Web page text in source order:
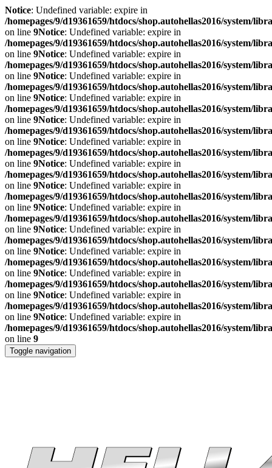
Notice: Undefined variable: expire in
/homepages/9/d19361659/htdocs/shop.autohellas2016/system/
on line 9Notice: Undefined variable: expire in
/homepages/9/d19361659/htdocs/shop.autohellas2016/system/
on line 9Notice: Undefined variable: expire in
/homepages/9/d19361659/htdocs/shop.autohellas2016/system/
on line 9Notice: Undefined variable: expire in
/homepages/9/d19361659/htdocs/shop.autohellas2016/system/
on line 9Notice: Undefined variable: expire in
/homepages/9/d19361659/htdocs/shop.autohellas2016/system/
on line 9Notice: Undefined variable: expire in
/homepages/9/d19361659/htdocs/shop.autohellas2016/system/
on line 9Notice: Undefined variable: expire in
/homepages/9/d19361659/htdocs/shop.autohellas2016/system/
on line 9Notice: Undefined variable: expire in
/homepages/9/d19361659/htdocs/shop.autohellas2016/system/
on line 9Notice: Undefined variable: expire in
/homepages/9/d19361659/htdocs/shop.autohellas2016/system/
on line 9Notice: Undefined variable: expire in
/homepages/9/d19361659/htdocs/shop.autohellas2016/system/
on line 9Notice: Undefined variable: expire in
/homepages/9/d19361659/htdocs/shop.autohellas2016/system/
on line 9Notice: Undefined variable: expire in
/homepages/9/d19361659/htdocs/shop.autohellas2016/system/
on line 9Notice: Undefined variable: expire in
/homepages/9/d19361659/htdocs/shop.autohellas2016/system/
on line 9Notice: Undefined variable: expire in
/homepages/9/d19361659/htdocs/shop.autohellas2016/system/
on line 9Notice: Undefined variable: expire in
/homepages/9/d19361659/htdocs/shop.autohellas2016/system/
on line 9
Toggle navigation